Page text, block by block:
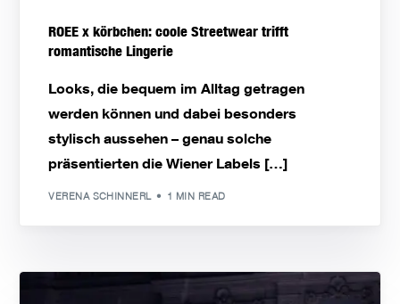
ROEE x körbchen: coole Streetwear trifft
romantische Lingerie
Looks, die bequem im Alltag getragen
werden können und dabei besonders
stylisch aussehen – genau solche
präsentierten die Wiener Labels […]
VERENA SCHINNERL 1 MIN READ